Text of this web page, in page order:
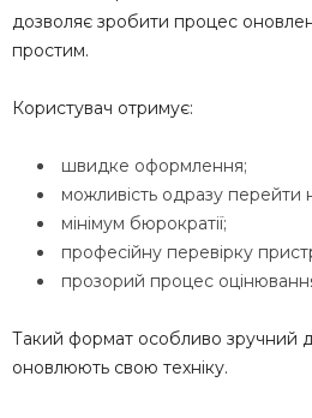
дозволяє зробити процес
простим.
Користувач отримує:
швидке оформлення;
можливість одразу перейти
мінімум бюрократії;
професійну перевірку
прозорий процес
Такий формат особливо зручний
оновлюють свою техніку.